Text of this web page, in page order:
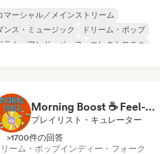
マーシャル／メインストリーム
ンス・ミュージック
ドリーム・ポップ
ラム・アンド・ベース
エレクトロニカ
Morning Boost ☕ Feel-Good Funk, Soul & Neo-Soul to Wake Up
プレイリスト・キュレーター
>1700件の回答
リーム・ポップインディー・フォーク